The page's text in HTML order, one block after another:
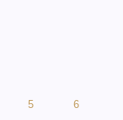
5 6